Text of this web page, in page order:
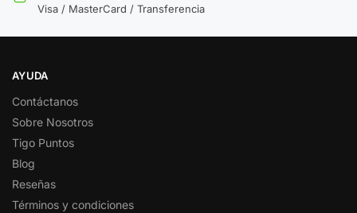
Visa / MasterCard / Transferencia
AYUDA
Contáctanos
Sobre Nosotros
Tigo Puntos
Blog
Reseñas
Términos y condiciones